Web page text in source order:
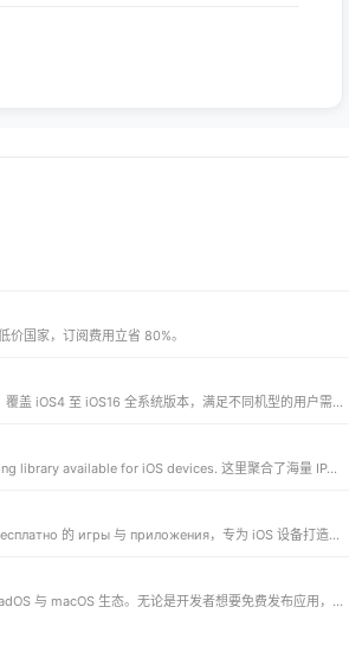
国家，订阅费用立省 80%。
iPA资源一站式下载平台——ipapark.com ipapark.com 专注提供 iPhone、iPad、iPod 软体的 IPA 文件下载服务，覆盖 iOS4 至 iOS16 全系统版本，满足不同机型的用户需求。无论是正版砸壳、开心版软件，还是越狱插件、免费证书，都可在本站快速获取。 核心优势 **全网最全 ip
CyPwn IPA Library——最全的 iOS Sideloading 资源库 The CyPwn IPA Library is the most complete sideloading library available for iOS devices. 这里聚合了海量 IPA 包，覆盖 Jailbreak
Скачать бесплатно игры и приложения для iOS – 轻松获取海量精品 在 iklassika.ru，您可以 Скачать 各类 бесплатно 的 игры 与 приложения，专为 iOS 设备打造。平台汇聚最新、最热的移动资源，让用户无需繁琐搜索，一键下载，畅享无
appdb — 独立可信的 iOS / iPadOS / macOS 应用市场 appdb 是目前最大的 独立 marketplace，专注于 iOS、iPadOS 与 macOS 生态。无论是开发者想要免费发布应用，还是普通用户想要安全、私密地下载安装自己需要的 app，都可以在这里轻松实现。 核心优势 免费发布：开